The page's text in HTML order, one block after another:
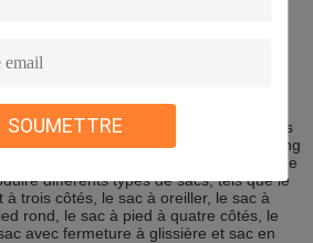
SOUMETTRE
produits par Sanying Packaging ont
d'impression délicate, une bonne
lumière, de la vapeur d'eau et des
à l'huile,résistance aux polluants
thermiqueEn outre, Sanying Packaging
machines japonaises de fabrication de
différents types de sacs, tels que le
à trois côtés, le sac à oreiller, le sac à
rond, le sac à pied à quatre côtés, le
avec fermeture à glissière et sac en